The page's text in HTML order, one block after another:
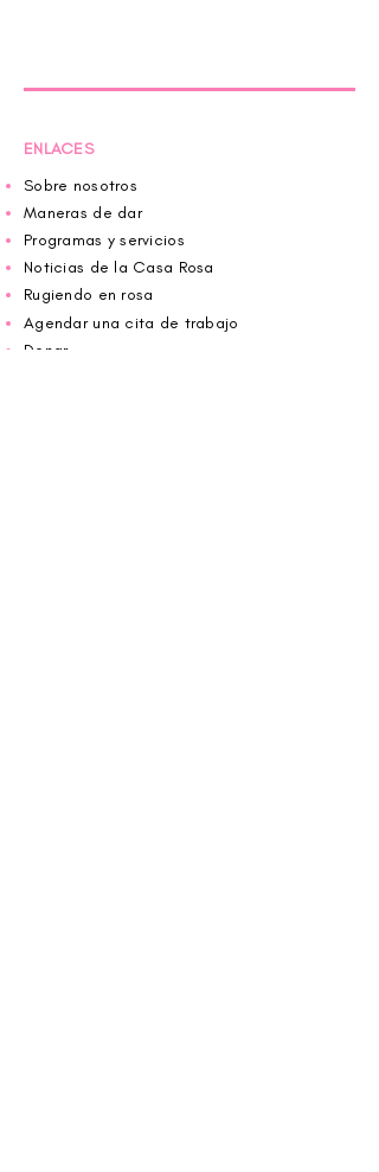
ENLACES
Sobre nosotros
Maneras de dar
Programas y servicios
Noticias de la Casa Rosa
Rugiendo en rosa
Agendar una cita de trabajo
Donar